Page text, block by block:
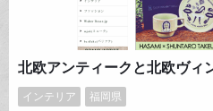
北欧アンティークと北欧ヴ
インテリア
福岡県